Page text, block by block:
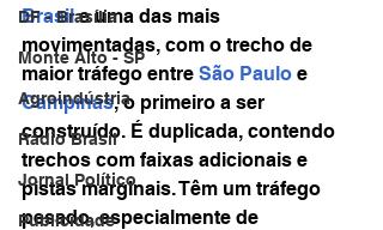
DF - Brasília
Monte Alto - SP
Agroindústria
Rádio Brasil
Jornal Político
Publicidade
Brasil e uma das mais
movimentadas, com o trecho de
maior tráfego entre São Paulo e
Campinas, o primeiro a ser
construído. É duplicada, contendo
trechos com faixas adicionais e
pistas marginais. Têm um tráfego
pesado, especialmente de